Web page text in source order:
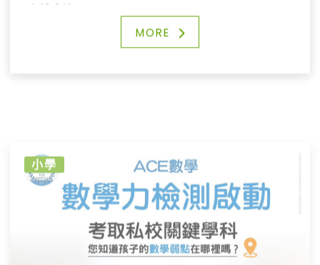
卓越成績！
❤️ 我們的二至六年級學生在本次競賽中表現優異，讓
我們一起嘉許孩子們勇於參賽並展現努力的決心！
希望大家能繼續保持這份熱情與毅力，勇敢迎接未來
的挑戰，再創佳績！
記得，老師和家長永遠都會在你們身後支持著你們，
為你們加油打氣！🌟❤️
✨ 期待未來有更多精彩的時刻，讓我們一起見證孩子
們的成長與突破！
📣 歡迎更多對數學有熱情的同學加入，一同挑戰自
MORE